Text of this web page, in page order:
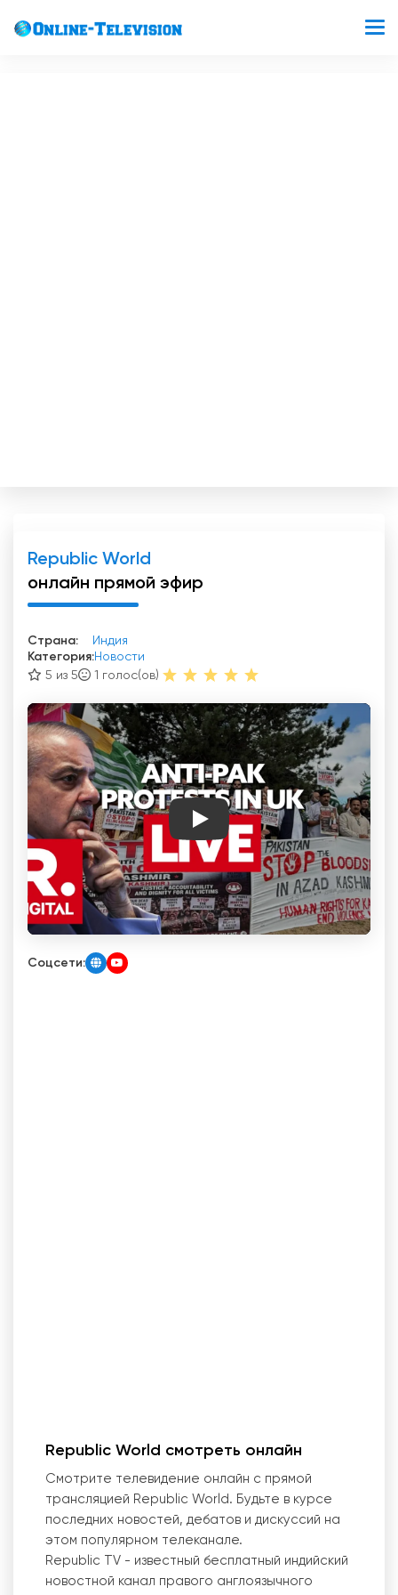
Republic World
онлайн прямой эфир
Страна:
Индия
Категория:Новости
5 из 5
1 голос(ов)
Соцсети:
Republic World смотреть онлайн
Смотрите телевидение онлайн с прямой
трансляцией Republic World. Будьте в курсе
последних новостей, дебатов и дискуссий на
этом популярном телеканале.
Republic TV - известный бесплатный индийский
новостной канал правого англоязычного